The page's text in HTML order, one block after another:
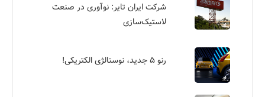
شرکت ایران تایر: نوآوری در صنعت
لاستیک‌سازی
رنو ۵ جدید، نوستالژی الکتریکی!